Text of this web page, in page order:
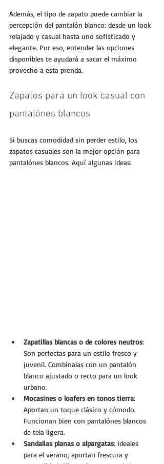
Además, el tipo de zapato puede cambiar la
percepción del pantalón blanco: desde un look
relajado y casual hasta uno sofisticado y
elegante. Por eso, entender las opciones
disponibles te ayudará a sacar el máximo
provecho a esta prenda.
Zapatos para un look casual con
pantalónes blancos
Si buscas comodidad sin perder estilo, los
zapatos casuales son la mejor opción para
pantalónes blancos. Aquí algunas ideas:
Zapatillas blancas o de colores neutros:
Son perfectas para un estilo fresco y
juvenil. Combínalas con un pantalón
blanco ajustado o recto para un look
urbano.
Mocasines o loafers en tonos tierra:
Aportan un toque clásico y cómodo.
Funcionan bien con pantalónes blancos
de tela ligera.
Sandalias planas o alpargatas: Ideales
para el verano, aportan frescura y